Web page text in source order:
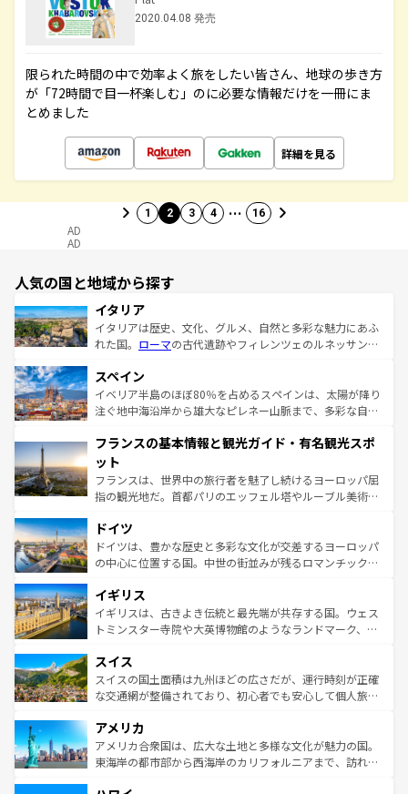
2020.04.08 発売
限られた時間の中で効率よく旅をしたい皆さん、地球の歩き方
が「72時間で目一杯楽しむ」のに必要な情報だけを一冊にま
とめました
詳細を見る
1 2 3 4 … 16
AD
AD
人気の国と地域から探す
イタリア
イタリアは歴史、文化、グルメ、自然と多彩な魅力にあふ
れた国。 ローマの古代遺跡やフィレンツェのルネッサンス
ろん、トスカーナの美しい田園風景やアマルフィ海岸の絶
景など、自然景観も見逃せない。観光の合間には、本場の
ピザやパスタなど、絶品のイタリア料理を堪能することも
ませてくれるイタリアで、忘れられない旅をしてみよう！
なお、新着のイタリア情報は
しい。
スペイン
イベリア半島のほぼ80％を占めるスペインは、太陽が降り
注ぐ地中海沿岸から雄大なピレネー山脈まで、多彩な自然
文化が根付くこの国では、情熱的なフラメンコ、熱気あふ
れる闘牛、そして美味しいタパスが生活の一部となってい
る。首都マドリードの洗練された雰囲気や、バルセロナの
アートに溢れた街角から、地方では古代ローマ遺跡や中世
せる。地方によって風土や気候が異なるスペインはその個
性で訪れる人を魅了する。 なお、新着のスペイン情報は コ
ンテンツ一覧を参照してほしい。
フランスの基本情報と観光ガイド・有名観光スポ
ット
フランスは、世界中の旅行者を魅了し続けるヨーロッパ屈
指の観光地だ。首都パリのエッフェル塔やルーブル美術館
で、幅広い魅力が詰まっている。華麗な宮殿、歴史的な大
聖堂、美しいビーチ、そして豊かな自然が、訪れる者を心
から魅了する。また、フランスは美食の国としても知ら
いる。シャンパンの発祥地であるランス、プロヴァンスの
香り高いラベンダー畑など、多彩な楽しみ方が可能だ。さ
らに、パリ以外の地域にも魅力が溢れており、どの街角に
れる地方に足を運ぶとそれぞれで全く異なる文化を体験で
きるだろう。 なお、新着のフランス情報はコンテンツ一覧
を参照してほしい。
ドイツ
ドイツは、豊かな歴史と多彩な文化が交差するヨーロッパ
の中心に位置する国。中世の街並みが残るロマンチック街
顔を持つこの国は、どこを歩いても飽きることがない。ベ
ルリンの文化的活気、バイエルン州のアルプスの絶景、そ
してライン川沿いのワイン畑といった風景は必見。ビール
は、お酒好きな人にはぜひ体験してほしい。 なお、新着の
ドイツ情報はコンテンツ一覧を参照してほしい。
イギリス
イギリスは、古きよき伝統と最先端が共存する国。ウェス
トミンスター寺院や大英博物館のようなランドマーク、歴
リアごとに異なる魅力がある。また、優雅なアフタヌーン
ティー、ビール好きにはたまらない英国パブ、サッカー観
戦など、本場だからこそできる体験も豊富。イギリスを旅
ンツ一覧を参照してほしい。
スイス
スイスの国土面積は九州ほどの広さだが、運行時刻が正確
な交通網が整備されており、初心者でも安心して個人旅行
の建物がそのまま残る町や、スイスならではのユニークな
博物館もあり、アルプス観光だけでなく町歩きも満喫する
ことができる。国民の所得が高いため物価も高いが、旅行
アメリカ
アメリカ合衆国は、広大な土地と多様な文化が魅力の国。
東海岸の都市部から西海岸のカリフォルニアまで、訪れる